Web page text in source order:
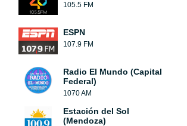
105.5 FM
ESPN
107.9 FM
Radio El Mundo (Capital
Federal)
1070 AM
Estación del Sol
(Mendoza)